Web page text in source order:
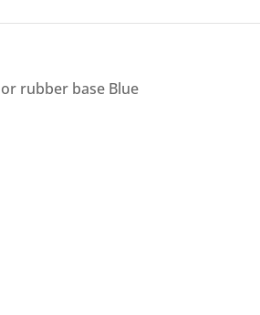
rubber base Blue